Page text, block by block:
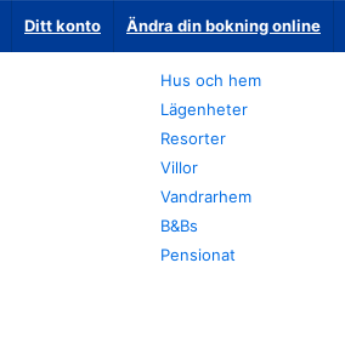
Ditt konto Ändra din bokning online
Hus och hem
Lägenheter
Resorter
Villor
Vandrarhem
B&Bs
Pensionat